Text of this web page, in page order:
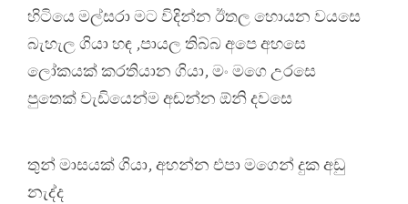
හිටියෙ මල්සරා මට විදින්න ඊතල හොයන වයසෙ
බැහැල ගියා හඳ ,පායල තිබ්බ අපෙ අහසෙ
ලෝකයක් කරතියාන ගියා, මං මගෙ උරසෙ
පුතෙක් වැඩියෙන්ම අඬන්න ඕනි දවසෙ
තුන් මාසයක් ගියා, අහන්න එපා මගෙන් දුක අඩු
නැද්ද